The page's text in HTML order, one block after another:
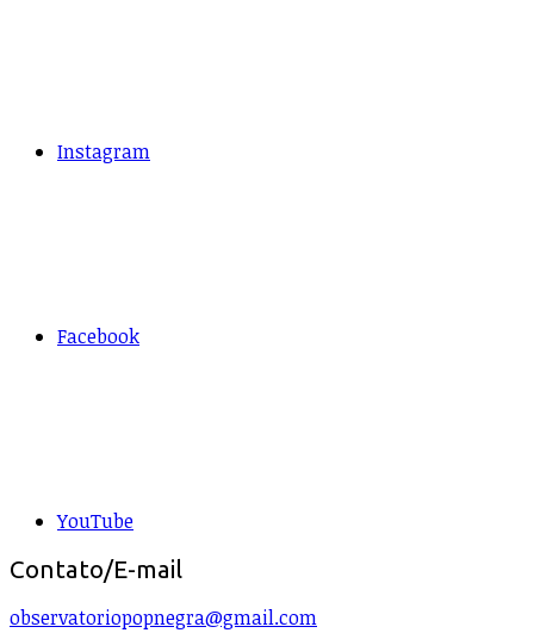
Instagram
Facebook
YouTube
Contato/E-mail
observatoriopopnegra@gmail.com